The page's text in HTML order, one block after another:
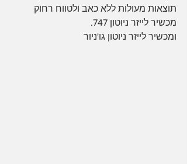
תוצאות מעולות ללא כאב ולטווח רחוק
מכשיר לייזר ניוטון 747.
ומכשיר לייזר ניוטון גו'ניור